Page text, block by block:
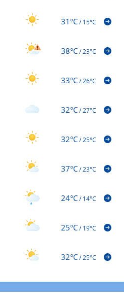
31°C/15°C
38°C/23°C
33°C/26°C
32°C/27°C
32°C/25°C
37°C/23°C
24°C/14°C
25°C/19°C
32°C/25°C